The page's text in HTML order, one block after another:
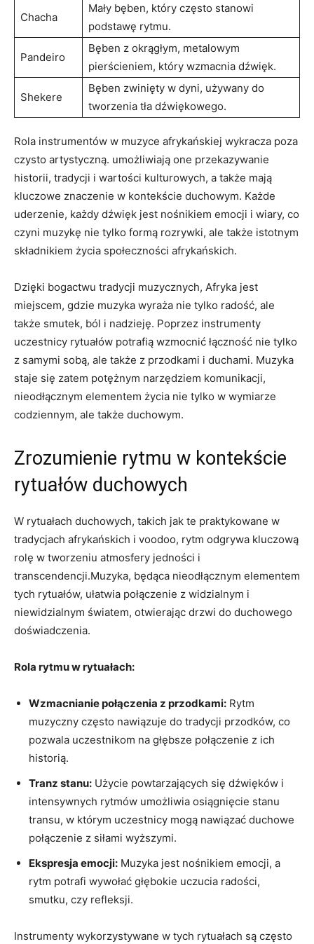
Chacha
Mały bęben, który często stanowi
podstawę rytmu.
Pandeiro
Bęben z okrągłym, metalowym
pierścieniem, który wzmacnia dźwięk.
Shekere
Bęben zwinięty w dyni, używany do
tworzenia tła dźwiękowego.
Rola instrumentów w muzyce afrykańskiej wykracza poza
czysto artystyczną. umożliwiają one przekazywanie
historii, tradycji i wartości kulturowych, a także mają
kluczowe znaczenie w kontekście duchowym. Każde
uderzenie, każdy dźwięk jest nośnikiem emocji i wiary, co
czyni muzykę nie tylko formą rozrywki, ale także istotnym
składnikiem życia społeczności afrykańskich.
Dzięki bogactwu tradycji muzycznych, Afryka jest
miejscem, gdzie muzyka wyraża nie tylko radość, ale
także smutek, ból i nadzieję. Poprzez instrumenty
uczestnicy rytuałów potrafią wzmocnić łączność nie tylko
z samymi sobą, ale także z przodkami i duchami. Muzyka
staje się zatem potężnym narzędziem komunikacji,
nieodłącznym elementem życia nie tylko w wymiarze
codziennym, ale także duchowym.
Zrozumienie rytmu w kontekście
rytuałów duchowych
W rytuałach duchowych, takich jak te praktykowane w
tradycjach afrykańskich i voodoo, rytm odgrywa kluczową
rolę w tworzeniu atmosfery jedności i
transcendencji.Muzyka, będąca nieodłącznym elementem
tych rytuałów, ułatwia połączenie z widzialnym i
niewidzialnym światem, otwierając drzwi do duchowego
doświadczenia.
Rola rytmu w rytuałach:
Wzmacnianie połączenia z przodkami: Rytm
muzyczny często nawiązuje do tradycji przodków, co
pozwala uczestnikom na głębsze połączenie z ich
historią.
Tranz stanu: Użycie powtarzających się dźwięków i
intensywnych rytmów umożliwia osiągnięcie stanu
transu, w którym uczestnicy mogą nawiązać duchowe
połączenie z siłami wyższymi.
Ekspresja emocji: Muzyka jest nośnikiem emocji, a
rytm potrafi wywołać głębokie uczucia radości,
smutku, czy refleksji.
Instrumenty wykorzystywane w tych rytuałach są często